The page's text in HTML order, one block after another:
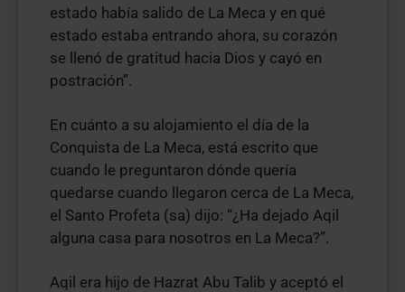
estado había salido de La Meca y en qué
estado estaba entrando ahora, su corazón
se llenó de gratitud hacia Dios y cayó en
postración”.
En cuánto a su alojamiento el día de la
Conquista de La Meca, está escrito que
cuando le preguntaron dónde quería
quedarse cuando llegaron cerca de La Meca,
el Santo Profeta (sa) dijo: “¿Ha dejado Aqil
alguna casa para nosotros en La Meca?”.
Aqil era hijo de Hazrat Abu Talib y aceptó el